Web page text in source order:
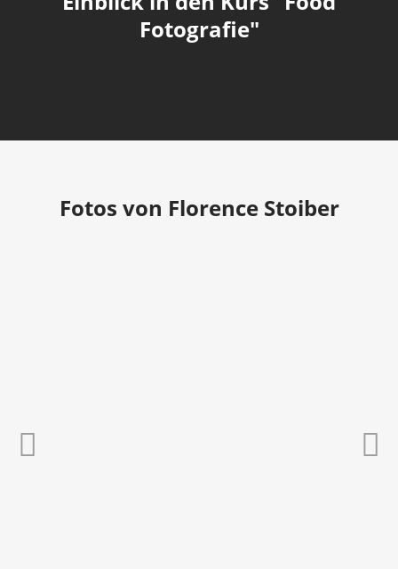
Fotografie"
Fotos von Florence Stoiber